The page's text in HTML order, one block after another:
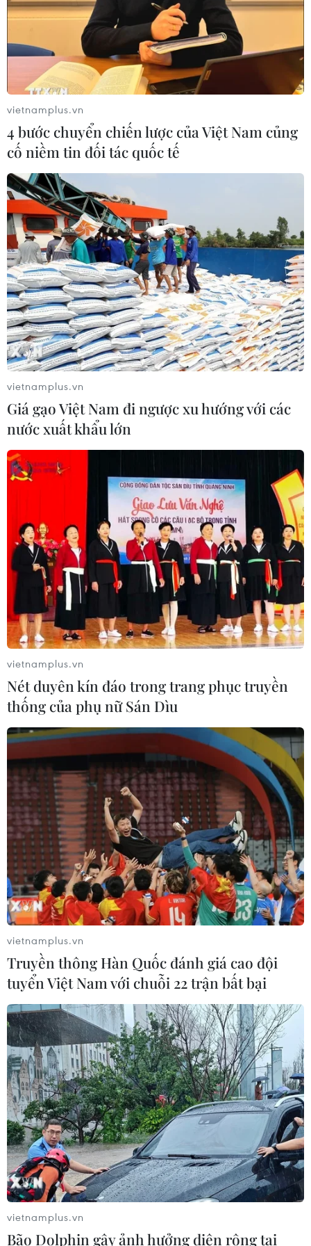
TIN CÙNG CHUYÊN MỤC
vietnamplus.vn
4 bước chuyển chiến lược của Việt Nam củng
cố niềm tin đối tác quốc tế
vietnamplus.vn
Giá gạo Việt Nam đi ngược xu hướng với các
nước xuất khẩu lớn
vietnamplus.vn
Nét duyên kín đáo trong trang phục truyền
thống của phụ nữ Sán Dìu
vietnamplus.vn
Truyền thông Hàn Quốc đánh giá cao đội
tuyển Việt Nam với chuỗi 22 trận bất bại
vietnamplus.vn
Bão Dolphin gây ảnh hưởng diện rộng tại